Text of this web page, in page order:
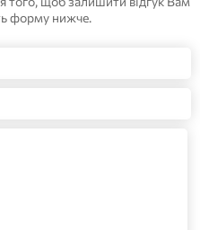
форму нижче.